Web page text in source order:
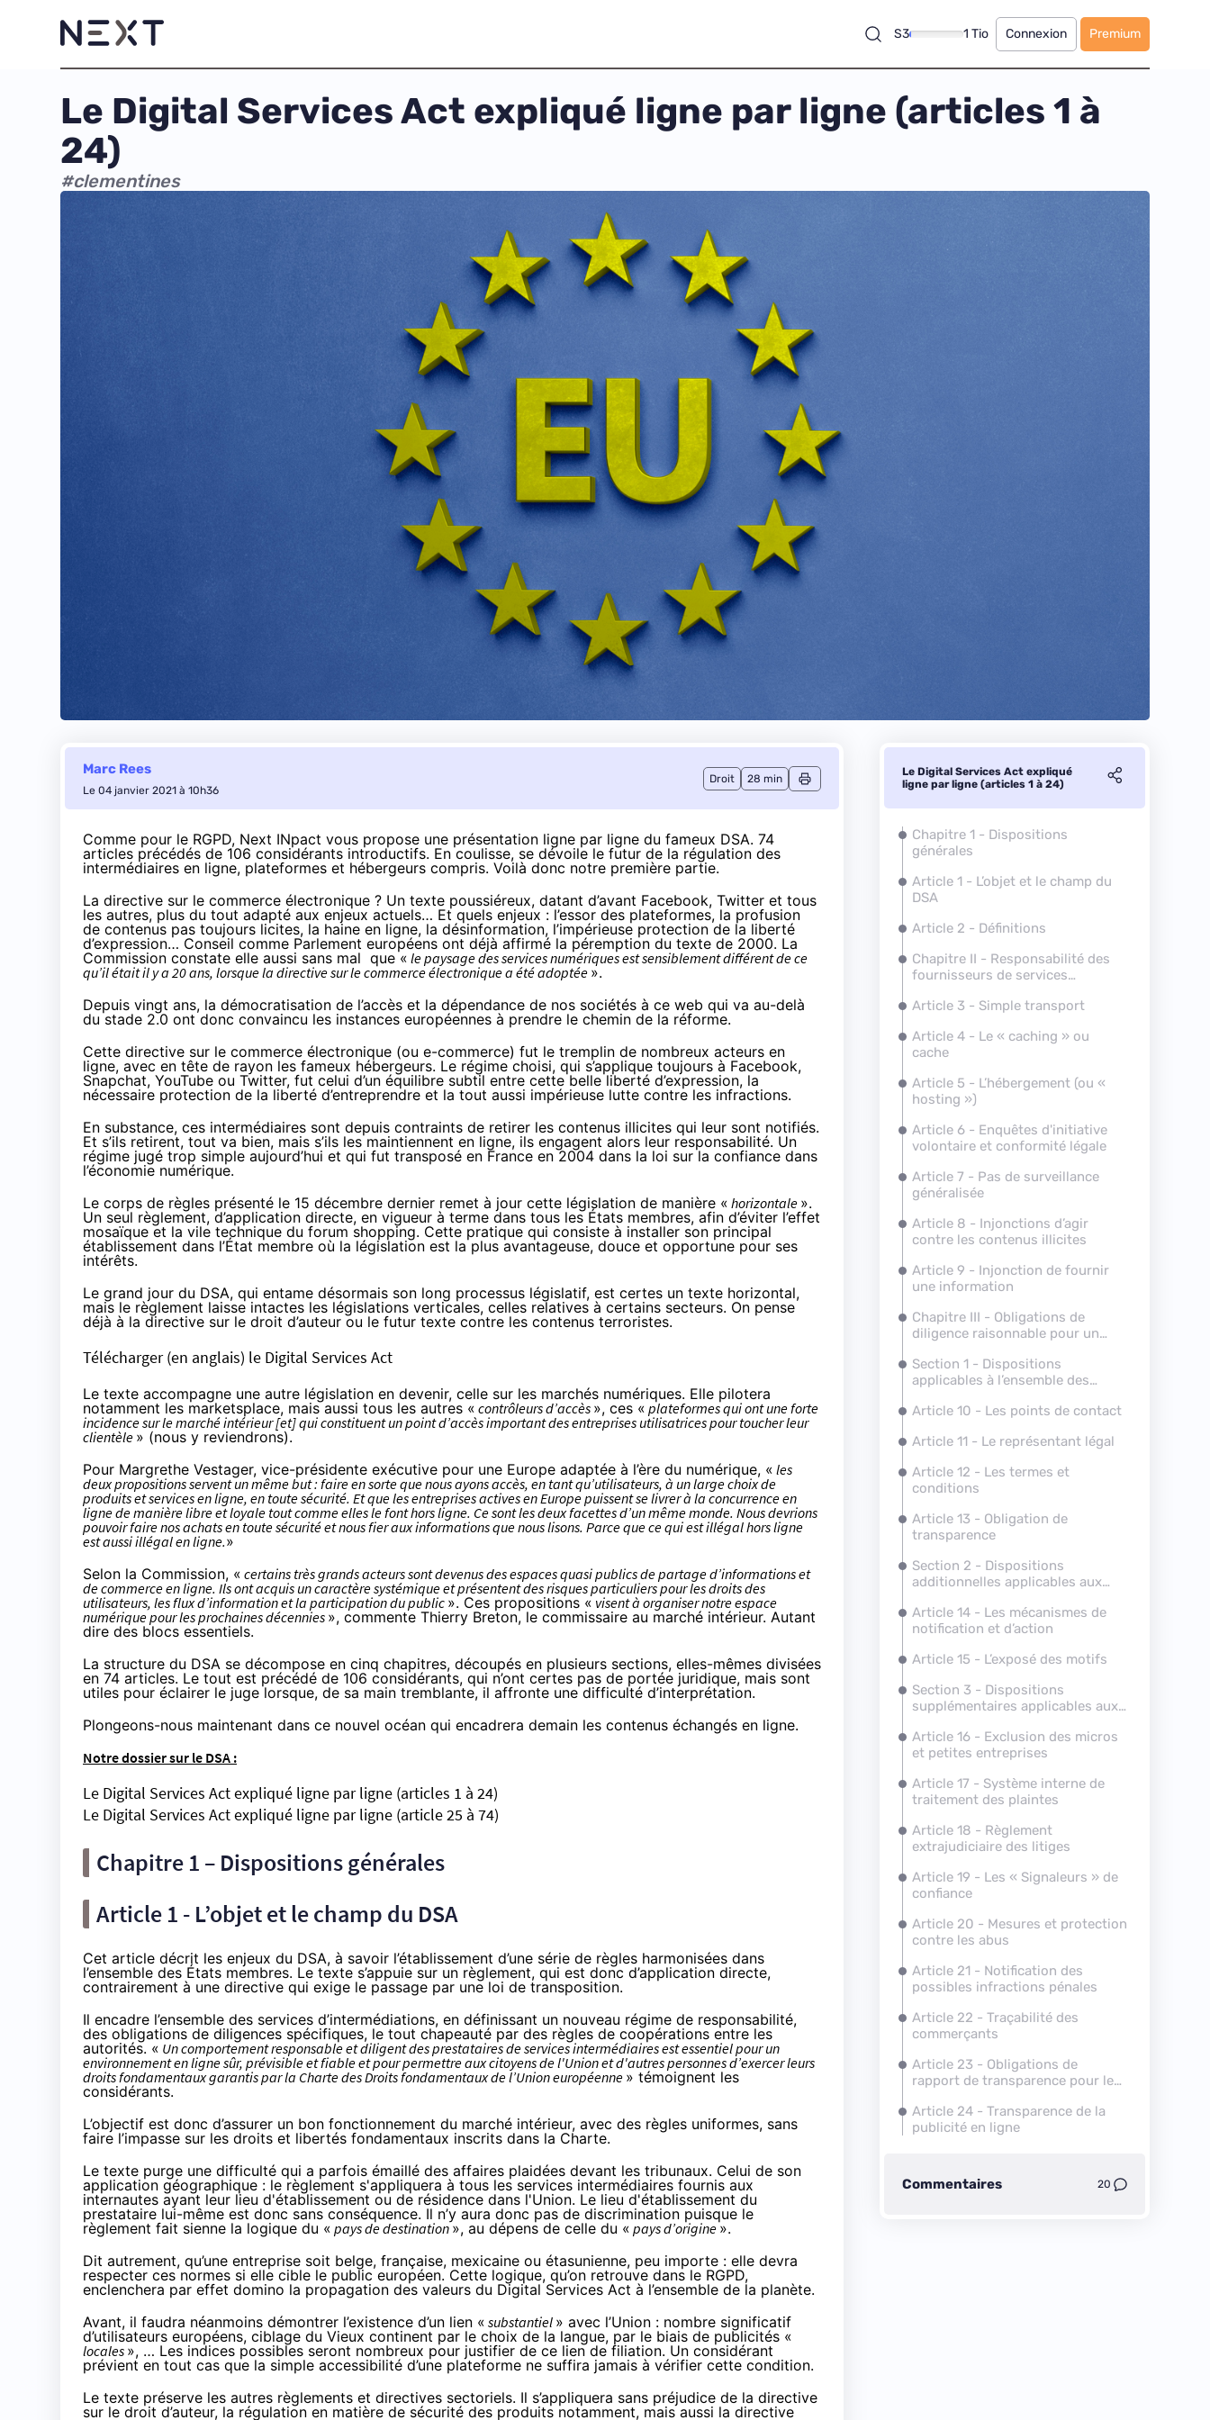
S3 1 Tio Connexion Premium
Le Digital Services Act expliqué ligne par ligne (articles 1 à
24)
#clementines
Marc Rees
Le 04 janvier 2021 à 10h36
Droit 28 min
Comme pour le RGPD, Next INpact vous propose une présentation ligne par ligne du fameux DSA. 74
articles précédés de 106 considérants introductifs. En coulisse, se dévoile le futur de la régulation des
intermédiaires en ligne, plateformes et hébergeurs compris. Voilà donc notre première partie.
La directive sur le commerce électronique ? Un texte poussiéreux, datant d’avant Facebook, Twitter et tous
les autres, plus du tout adapté aux enjeux actuels… Et quels enjeux : l’essor des plateformes, la profusion
de contenus pas toujours licites, la haine en ligne, la désinformation, l’impérieuse protection de la liberté
d’expression… Conseil comme Parlement européens ont déjà affirmé la péremption du texte de 2000. La
Commission constate elle aussi sans mal que « le paysage des services numériques est sensiblement différent de ce
qu’il était il y a 20 ans, lorsque la directive sur le commerce électronique a été adoptée ».
Depuis vingt ans, la démocratisation de l’accès et la dépendance de nos sociétés à ce web qui va au-delà
du stade 2.0 ont donc convaincu les instances européennes à prendre le chemin de la réforme.
Cette directive sur le commerce électronique (ou e-commerce) fut le tremplin de nombreux acteurs en
ligne, avec en tête de rayon les fameux hébergeurs. Le régime choisi, qui s’applique toujours à Facebook,
Snapchat, YouTube ou Twitter, fut celui d’un équilibre subtil entre cette belle liberté d’expression, la
nécessaire protection de la liberté d’entreprendre et la tout aussi impérieuse lutte contre les infractions.
En substance, ces intermédiaires sont depuis contraints de retirer les contenus illicites qui leur sont notifiés.
Et s’ils retirent, tout va bien, mais s’ils les maintiennent en ligne, ils engagent alors leur responsabilité. Un
régime jugé trop simple aujourd’hui et qui fut transposé en France en 2004 dans la loi sur la confiance dans
l’économie numérique.
Le corps de règles présenté le 15 décembre dernier remet à jour cette législation de manière « horizontale ».
Un seul règlement, d’application directe, en vigueur à terme dans tous les États membres, afin d’éviter l’effet
mosaïque et la vile technique du forum shopping. Cette pratique qui consiste à installer son principal
établissement dans l’État membre où la législation est la plus avantageuse, douce et opportune pour ses
intérêts.
Le grand jour du DSA, qui entame désormais son long processus législatif, est certes un texte horizontal,
mais le règlement laisse intactes les législations verticales, celles relatives à certains secteurs. On pense
déjà à la directive sur le droit d’auteur ou le futur texte contre les contenus terroristes.
Télécharger (en anglais) le Digital Services Act
Le texte accompagne une autre législation en devenir, celle sur les marchés numériques. Elle pilotera
notamment les marketsplace, mais aussi tous les autres « contrôleurs d’accès », ces « plateformes qui ont une forte
incidence sur le marché intérieur [et] qui constituent un point d’accès important des entreprises utilisatrices pour toucher leur
clientèle » (nous y reviendrons).
Pour Margrethe Vestager, vice-présidente exécutive pour une Europe adaptée à l’ère du numérique, « les
deux propositions servent un même but : faire en sorte que nous ayons accès, en tant qu’utilisateurs, à un large choix de
produits et services en ligne, en toute sécurité. Et que les entreprises actives en Europe puissent se livrer à la concurrence en
ligne de manière libre et loyale tout comme elles le font hors ligne. Ce sont les deux facettes d’un même monde. Nous devrions
pouvoir faire nos achats en toute sécurité et nous fier aux informations que nous lisons. Parce que ce qui est illégal hors ligne
est aussi illégal en ligne.»
Selon la Commission, « certains très grands acteurs sont devenus des espaces quasi publics de partage d’informations et
de commerce en ligne. Ils ont acquis un caractère systémique et présentent des risques particuliers pour les droits des
utilisateurs, les flux d’information et la participation du public ». Ces propositions « visent à organiser notre espace
numérique pour les prochaines décennies », commente Thierry Breton, le commissaire au marché intérieur. Autant
dire des blocs essentiels.
La structure du DSA se décompose en cinq chapitres, découpés en plusieurs sections, elles-mêmes divisées
en 74 articles. Le tout est précédé de 106 considérants, qui n’ont certes pas de portée juridique, mais sont
utiles pour éclairer le juge lorsque, de sa main tremblante, il affronte une difficulté d’interprétation.
Plongeons-nous maintenant dans ce nouvel océan qui encadrera demain les contenus échangés en ligne.
Notre dossier sur le DSA :
Le Digital Services Act expliqué ligne par ligne (articles 1 à 24)
Le Digital Services Act expliqué ligne par ligne (article 25 à 74)
Chapitre 1 – Dispositions générales
Article 1 - L’objet et le champ du DSA
Cet article décrit les enjeux du DSA, à savoir l’établissement d’une série de règles harmonisées dans
l’ensemble des États membres. Le texte s’appuie sur un règlement, qui est donc d’application directe,
contrairement à une directive qui exige le passage par une loi de transposition.
Il encadre l’ensemble des services d’intermédiations, en définissant un nouveau régime de responsabilité,
des obligations de diligences spécifiques, le tout chapeauté par des règles de coopérations entre les
autorités. « Un comportement responsable et diligent des prestataires de services intermédiaires est essentiel pour un
environnement en ligne sûr, prévisible et fiable et pour permettre aux citoyens de l'Union et d'autres personnes d’exercer leurs
droits fondamentaux garantis par la Charte des Droits fondamentaux de l’Union européenne » témoignent les
considérants.
L’objectif est donc d’assurer un bon fonctionnement du marché intérieur, avec des règles uniformes, sans
faire l’impasse sur les droits et libertés fondamentaux inscrits dans la Charte.
Le texte purge une difficulté qui a parfois émaillé des affaires plaidées devant les tribunaux. Celui de son
application géographique : le règlement s'appliquera à tous les services intermédiaires fournis aux
internautes ayant leur lieu d'établissement ou de résidence dans l'Union. Le lieu d'établissement du
prestataire lui-même est donc sans conséquence. Il n’y aura donc pas de discrimination puisque le
règlement fait sienne la logique du « pays de destination», au dépens de celle du « pays d’origine».
Dit autrement, qu’une entreprise soit belge, française, mexicaine ou étasunienne, peu importe : elle devra
respecter ces normes si elle cible le public européen. Cette logique, qu’on retrouve dans le RGPD,
enclenchera par effet domino la propagation des valeurs du Digital Services Act à l’ensemble de la planète.
Avant, il faudra néanmoins démontrer l’existence d’un lien « substantiel » avec l’Union : nombre significatif
d’utilisateurs européens, ciblage du Vieux continent par le choix de la langue, par le biais de publicités «
locales », … Les indices possibles seront nombreux pour justifier de ce lien de filiation. Un considérant
prévient en tout cas que la simple accessibilité d’une plateforme ne suffira jamais à vérifier cette condition.
Le texte préserve les autres règlements et directives sectoriels. Il s’appliquera sans préjudice de la directive
sur le droit d’auteur, la régulation en matière de sécurité des produits notamment, mais aussi la directive
Le Digital Services Act expliqué
ligne par ligne (articles 1 à 24)
Chapitre 1 - Dispositions
générales
Article 1 - L’objet et le champ du
DSA
Article 2 - Définitions
Chapitre II - Responsabilité des
fournisseurs de services
Article 3 - Simple transport
Article 4 - Le « caching » ou
cache
Article 5 - L’hébergement (ou «
hosting »)
Article 6 - Enquêtes d'initiative
volontaire et conformité légale
Article 7 - Pas de surveillance
généralisée
Article 8 - Injonctions d’agir
contre les contenus illicites
Article 9 - Injonction de fournir
une information
Chapitre III - Obligations de
diligence raisonnable pour un
transparent et sûr
Section 1 - Dispositions
applicables à l’ensemble des
Article 10 - Les points de contact
Article 11 - Le représentant légal
Article 12 - Les termes et
conditions
Article 13 - Obligation de
transparence
Section 2 - Dispositions
additionnelles applicables aux
Article 14 - Les mécanismes de
notification et d’action
Article 15 - L’exposé des motifs
Section 3 - Dispositions
supplémentaires applicables aux
Article 16 - Exclusion des micros
et petites entreprises
Article 17 - Système interne de
traitement des plaintes
Article 18 - Règlement
extrajudiciaire des litiges
Article 19 - Les « Signaleurs » de
confiance
Article 20 - Mesures et protection
contre les abus
Article 21 - Notification des
possibles infractions pénales
Article 22 - Traçabilité des
commerçants
Article 23 - Obligations de
rapport de transparence pour les
ligne
Article 24 - Transparence de la
publicité en ligne
Commentaires 20